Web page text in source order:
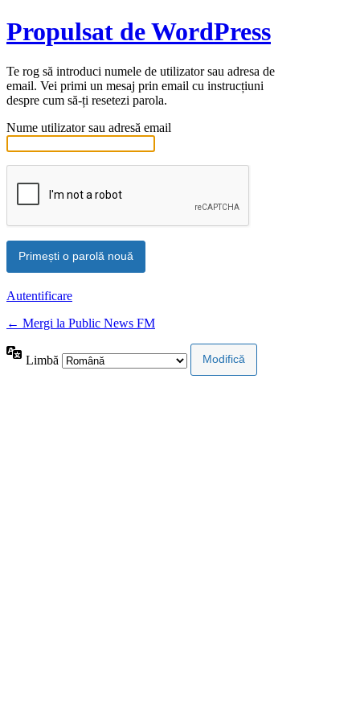
Propulsat de WordPress
Te rog să introduci numele de utilizator sau adresa de
email. Vei primi un mesaj prin email cu instrucțiuni
despre cum să-ți resetezi parola.
Nume utilizator sau adresă email
Autentificare
← Mergi la Public News FM
Limbă